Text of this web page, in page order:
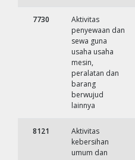
7730
Aktivitas
penyewaan dan
sewa guna
usaha usaha
mesin,
peralatan dan
barang
berwujud
lainnya
8121
Aktivitas
kebersihan
umum dan